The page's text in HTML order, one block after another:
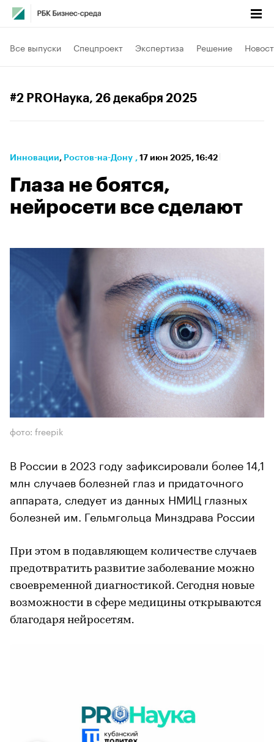
Все выпуски Спецпроект Экспертиза Решение
#2 PROНаука, 26 декабря 2025
Инновации⁠, Ростов-на-Дону , 17 июн 2025, 16:42
Глаза не боятся,
нейросети все сделают
фото: freepik
В России в 2023 году зафиксировали более 14,1
млн случаев болезней глаз и придаточного
аппарата, следует из данных НМИЦ глазных
болезней им. Гельмгольца Минздрава России
При этом в подавляющем количестве случаев
предотвратить развитие заболевание можно
своевременной диагностикой. Сегодня новые
возможности в сфере медицины открываются
благодаря нейросетям.